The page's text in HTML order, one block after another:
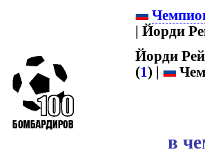
| Йорди
Йорди
(1) |
в